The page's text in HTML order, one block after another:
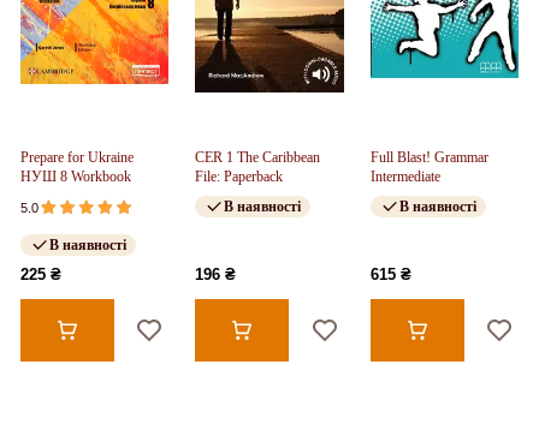
Prepare for Ukraine
НУШ 8 Workbook
5.0
В наявності
225 ₴
CER 1 The Caribbean
File: Paperback
В наявності
196 ₴
Full Blast! Grammar
Intermediate
В наявності
615 ₴